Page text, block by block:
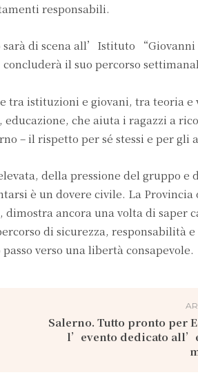
responsabili.
sarà di scena all’Istituto
il suo percorso
tra istituzioni e giovani, tra teoria e
che aiuta i ragazzi a
– il rispetto per sé stessi e per gli
della pressione del gruppo e
è un dovere civile. La Provincia
ancora una volta di saper
di sicurezza, responsabilità
verso una libertà consapevole.
Salerno. Tutto pronto per
l’evento dedicato